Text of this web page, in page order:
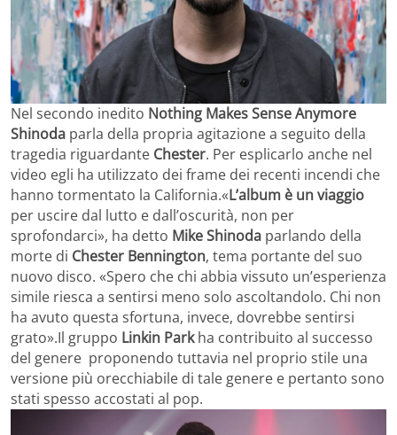
Nel secondo inedito Nothing Makes Sense Anymore
Shinoda parla della propria agitazione a seguito della
tragedia riguardante Chester. Per esplicarlo anche nel
video egli ha utilizzato dei frame dei recenti incendi che
hanno tormentato la California.«L’album è un viaggio
per uscire dal lutto e dall’oscurità, non per
sprofondarci», ha detto Mike Shinoda parlando della
morte di Chester Bennington, tema portante del suo
nuovo disco. «Spero che chi abbia vissuto un’esperienza
simile riesca a sentirsi meno solo ascoltandolo. Chi non
ha avuto questa sfortuna, invece, dovrebbe sentirsi
grato».Il gruppo Linkin Parkha contribuito al successo
del genere proponendo tuttavia nel proprio stile una
versione più orecchiabile di tale genere e pertanto sono
stati spesso accostati al pop.